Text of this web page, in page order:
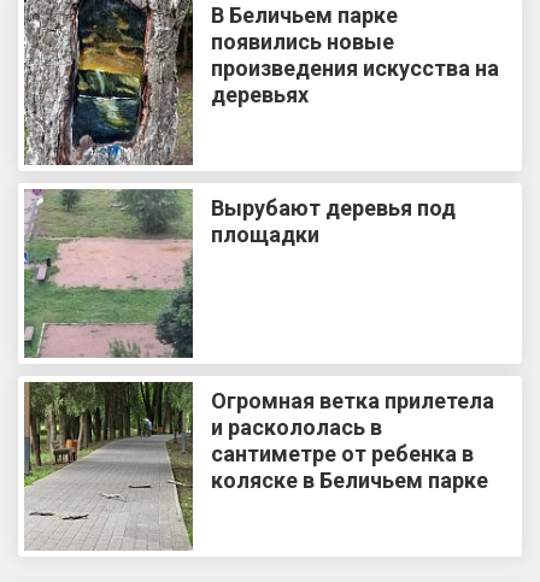
В Беличьем парке
появились новые
произведения искусства на
деревьях
Вырубают деревья под
площадки
Огромная ветка прилетела
и раскололась в
сантиметре от ребенка в
коляске в Беличьем парке